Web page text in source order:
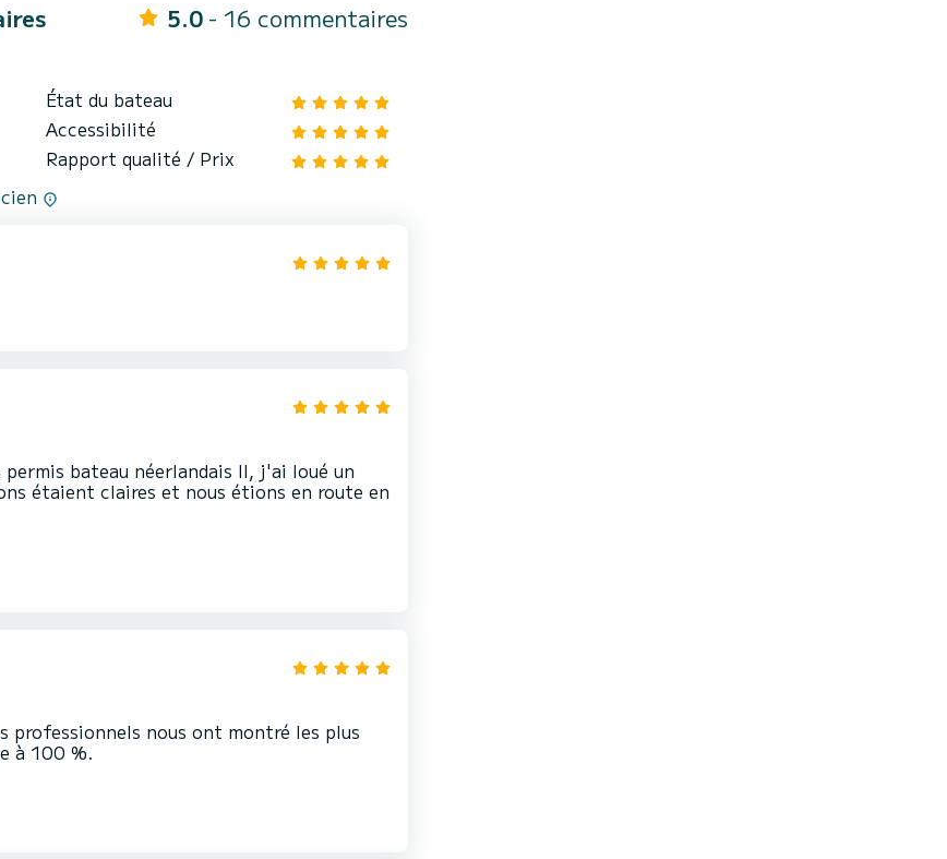
5.0 - 16 commentaires
État du bateau
Accessibilité
Rapport qualité / Prix
bateau néerlandais II, j'ai loué un
étaient claires et nous étions en route en
nous ont montré les plus